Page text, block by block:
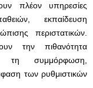
πλέον υπηρεσίες
εκπαίδευση
περιστατικών.
την πιθανότητα
τη συμμόρφωση,
των ρυθμιστικών